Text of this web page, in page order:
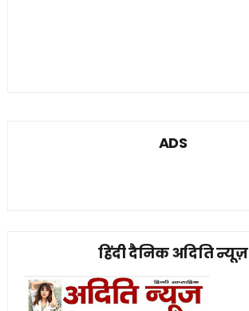
ADS
हिंदी दैनिक अदिति न्यूज़